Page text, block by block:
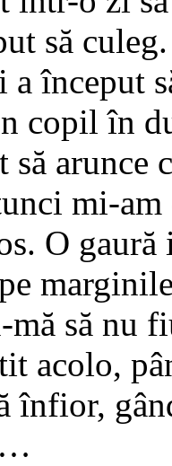
să
a început
copil în
să arunce
mi-am
O gaură
mă să nu
acolo,
înfior,